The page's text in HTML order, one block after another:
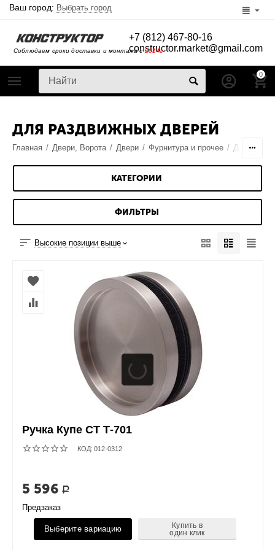
Ваш город: Выбрать город
Соблюдаем сроки доставки и монтажа с2014г
+7 (812) 467-80-16
constructor.market@gmail.com
0
ДЛЯ РАЗДВИЖНЫХ ДВЕРЕЙ
Главная / Двери, Ворота / Двери / Фурнитура и прочее / Для
КАТЕГОРИИ
ФИЛЬТРЫ
Высокие позиции выше
Ручка Купе СТ Т-701
КОД: 012-0312
5 596 Р
Предзаказ
Выберите вариацию
Купить в
один клик